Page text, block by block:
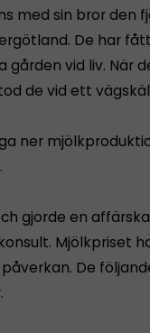
med sin bror den
De har
gården vid liv. När
de vid ett
ner
gjorde en
Mjölkpriset
De